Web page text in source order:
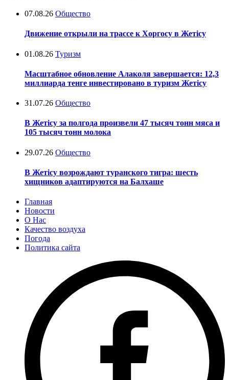
07.08.26 Общество
Движение открыли на трассе к Хоргосу в Жетісу
01.08.26 Туризм
Масштабное обновление Алаколя завершается: 12,3
миллиарда тенге инвестировано в туризм Жетісу
31.07.26 Общество
В Жетісу за полгода произвели 47 тысяч тонн мяса и
105 тысяч тонн молока
29.07.26 Общество
В Жетісу возрождают туранского тигра: шесть
хищников адаптируются на Балхаше
Главная
Новости
О Нас
Качество воздуха
Погода
Политика сайта